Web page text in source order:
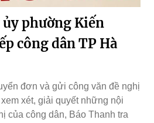
phường Kiến
công dân TP Hà
đơn và gửi công văn đề nghị
xét, giải quyết những nội
của công dân, Báo Thanh tra